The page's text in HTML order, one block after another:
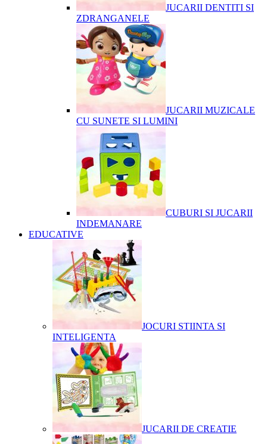
JUCARII DENTITI SI
ZDRANGANELE
JUCARII MUZICALE
CU SUNETE SI LUMINI
CUBURI SI JUCARII
INDEMANARE
EDUCATIVE
JOCURI STIINTA SI
INTELIGENTA
JUCARII DE CREATIE